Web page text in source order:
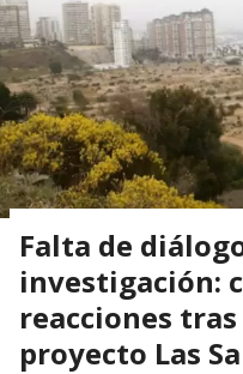
Falta de
investigación:
reacciones
proyecto Las